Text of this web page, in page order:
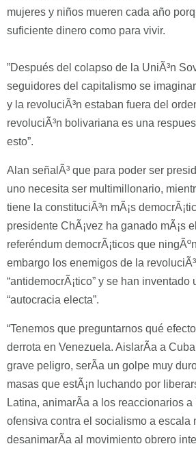
mujeres y niños mueren cada año
suficiente dinero como para vivir.
”Después del colapso de la UniÃ³n
seguidores del capitalismo se
y la revoluciÃ³n estaban fuera del
revoluciÃ³n bolivariana es una
esto”.
Alan señalÃ³ que para poder ser
uno necesita ser multimillonario,
tiene la constituciÃ³n mÃ¡s
presidente ChÃ¡vez ha ganado mÃ¡s
referéndum democrÃ¡ticos que
embargo los enemigos de la
“antidemocrÃ¡tico” y se han inventado
“autocracia electa”.
“Tenemos que preguntarnos qué
derrota en Venezuela. AislarÃ­a a
grave peligro, serÃ­a un golpe muy
masas que estÃ¡n luchando por
Latina, animarÃ­a a los reaccionarios a
ofensiva contra el socialismo a escala
desanimarÃ­a al movimiento obrero